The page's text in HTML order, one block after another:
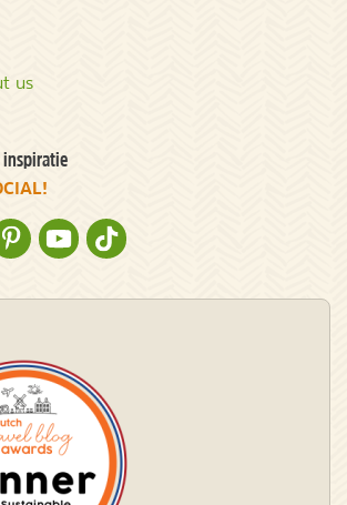
us
inspiratie
OP FACEBOOKOP INSTAGRAM
NATURESCANNER OP PINTEREST
NATURESCANNER OP YOUTUBE
NATURESCANNER OP TIKTOK